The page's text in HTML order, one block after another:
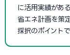
に活用実績があ
省エネ計画を策
採択のポイントで